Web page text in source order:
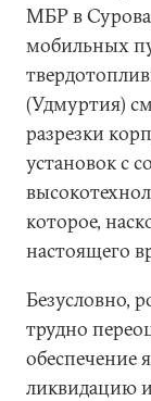
МБР в
мобильных
(Удмуртия)
разрезки
установок с
которое,
настоящего
Безусловно,
трудно
обеспечение
ликвидацию